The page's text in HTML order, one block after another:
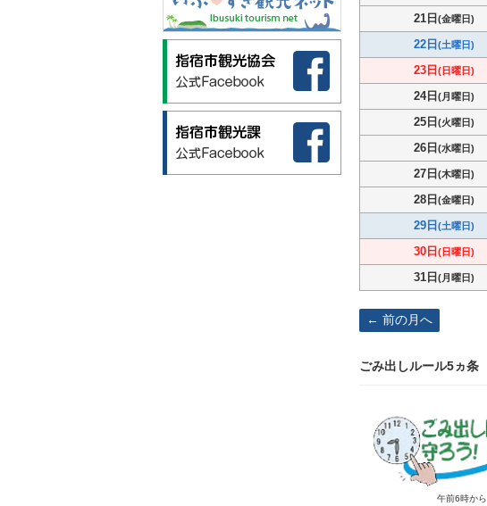
21日 (金曜日)
22日 (土曜日)
23日 (日曜日)
24日 (月曜日)
25日 (火曜日)
26日 (水曜日)
27日 (木曜日)
28日 (金曜日)
29日 (土曜日)
30日 (日曜日)
31日 (月曜日)
前の月へ
ごみ出しルール5ヵ条
午前6時から